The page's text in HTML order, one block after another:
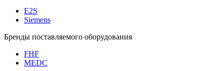
E2S
Siemens
Бренды поставляемого оборудования
FHF
MEDC